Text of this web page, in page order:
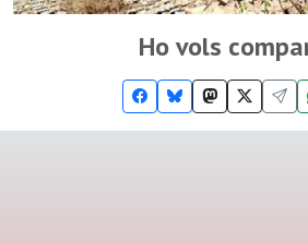
Ho vols